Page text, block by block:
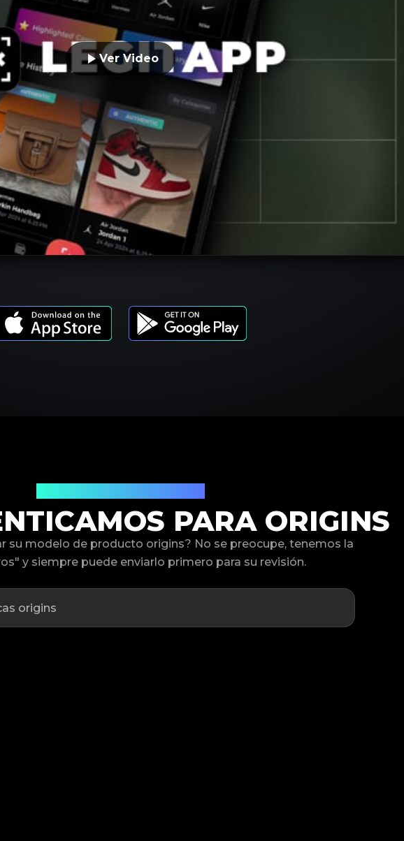
Ver Video
PARA ORIGINS
su modelo de producto origins? No se preocupe, tenemos la
y siempre puede enviarlo primero para su revisión.